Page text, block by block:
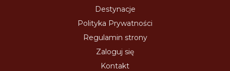
Destynacje
Polityka Prywatności
Regulamin strony
Zaloguj się
Kontakt